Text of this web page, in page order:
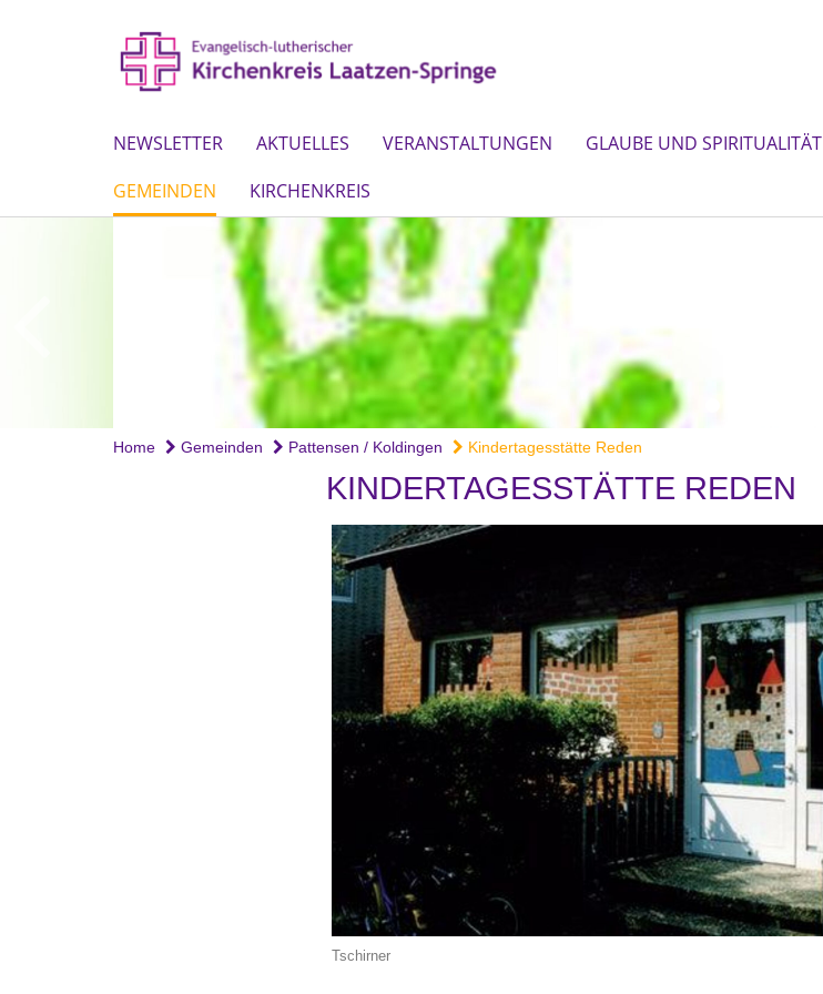
NEWSLETTER AKTUELLES VERANSTALTUNGEN GLAUBE UND SPIRITUALITÄT
GEMEINDEN
KIRCHENKREIS
Home Gemeinden Pattensen / Koldingen Kindertagesstätte Reden
KINDERTAGESSTÄTTE REDEN
Tschirner